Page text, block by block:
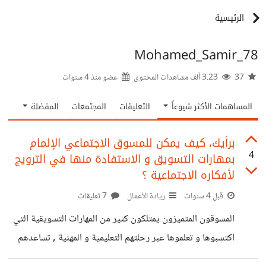
الرئيسية
Mohamed_Samir_78
عضو منذ4 سنوات
المساهمات الأكثر شيوعاً التعليقات المجتمعات المفضلة
4
برأيك، كيف يمكن للمسوق الاجتماعي الإلمام
بمهارات التسويق و الاستفادة منها في الترويج
لأفكاره الاجتماعية ؟
قبل 4 سنوات ريادة الأعمال
المسوقون المتميزون يمتلكون كثير من المهارات التسويقية التي
اكتسبوها و تعلموها عبر رحلتهم التعليمية و المهنية , تساعدهم
تلك المهارات على تحقيق المستهدف الشهري أو السنوي من